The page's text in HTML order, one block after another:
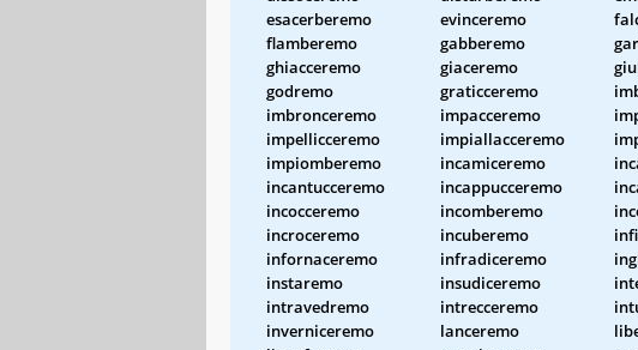
esacerberemo
evinceremo
flamberemo
gabberemo
ghiacceremo
giaceremo
godremo
graticceremo
imbronceremo
impacceremo
impellicceremo
impiallacceremo
impiomberemo
incamiceremo
incantucceremo
incappucceremo
incocceremo
incomberemo
incroceremo
incuberemo
infornaceremo
infradiceremo
instaremo
insudiceremo
intravedremo
intrecceremo
inverniceremo
lanceremo